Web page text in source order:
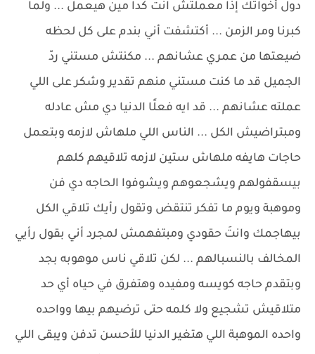
دول أخواتك إذا معملتش انتَ كدا مين هيعمل ... ولما
كبرنا ومر الزمن ... أكتشفت أني بندم على كل لحظه
ضيعتها من عمري عشانهم ... مكنتش مستني ردّ
الجميل قد ما كنت مستني منهم تقدير وشكر على اللي
عملته عشانهم ... قد ايه فعلًا الدنيا دي مش عادله
ومبتراضيش الكل ... الناس اللي ملهاش لازمه وبتعمل
حاجات هايفه ملهاش ستين لازمه تلاقيهم كلهم
بيسقفولهم ويشجعوهم ويشوفوا الحاجه دي فن
وموهبة ويوم ما تفكر تنتقض وتقول رأيك تلاقي الكل
بيهاجمك وانتَ حقودي ومبتفهمش لمجرد أني بقول رأيي
المخالف بالنسبالهم ... لكن تلاقي ناس موهوبه بجد
وبتقدم حاجه كويسه ومفيده وهتفرق في حياه أي حد
متلاقيش تشجيع ولا كلمه حتى ترضيهم بيها وواحده
واحده الموهبة اللي هتغير الدنيا للأحسن تدفن ويبقى اللي